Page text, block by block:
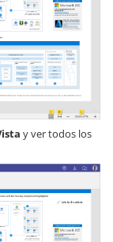
y ver todos los